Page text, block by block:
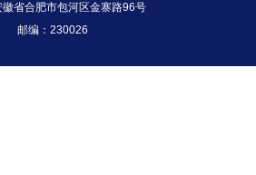
徽省合肥市包河区金寨路96号
邮编：230026